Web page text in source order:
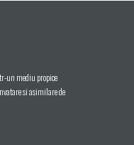
un mediu propice
si asimilare de